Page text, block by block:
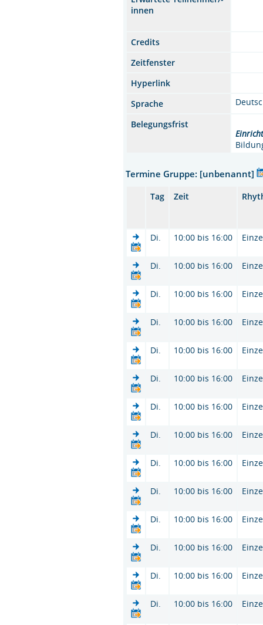
innen
Credits
Zeitfenster
Hyperlink
Sprache
Belegungsfrist
Termine Gruppe: [unbenannt]
Tag Zeit
Di. 10:00 bis 16:00
Di. 10:00 bis 16:00
Di. 10:00 bis 16:00
Di. 10:00 bis 16:00
Di. 10:00 bis 16:00
Di. 10:00 bis 16:00
Di. 10:00 bis 16:00
Di. 10:00 bis 16:00
Di. 10:00 bis 16:00
Di. 10:00 bis 16:00
Di. 10:00 bis 16:00
Di. 10:00 bis 16:00
Di. 10:00 bis 16:00
Di. 10:00 bis 16:00